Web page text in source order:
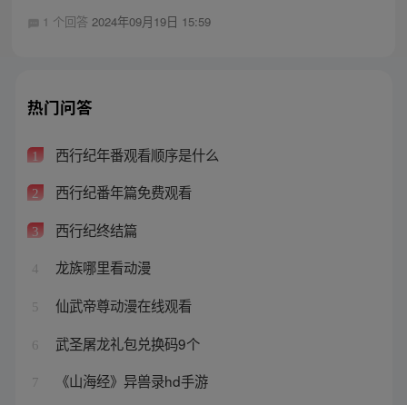
1 个回答 2024年09月19日 15:59
热门问答
1 西行纪年番观看顺序是什么
2 西行纪番年篇免费观看
3 西行纪终结篇
4 龙族哪里看动漫
5 仙武帝尊动漫在线观看
6 武圣屠龙礼包兑换码9个
7 《山海经》异兽录hd手游